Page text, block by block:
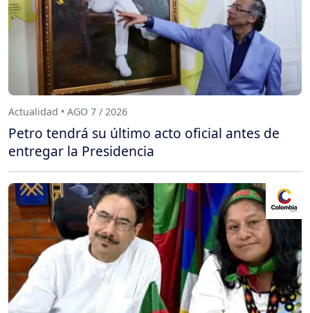
Actualidad • AGO 7 / 2026
Petro tendrá su último acto oficial antes de
entregar la Presidencia